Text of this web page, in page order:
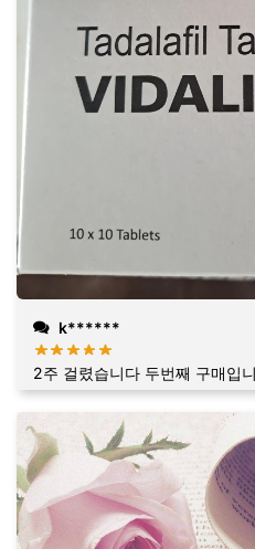
k******
2주 걸렸습니다 두번째 구매입